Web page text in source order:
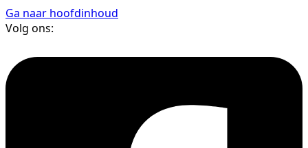
Ga naar hoofdinhoud
Volg ons: